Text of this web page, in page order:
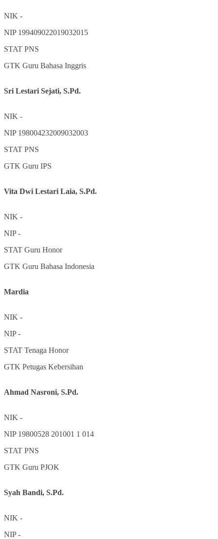
NIK -
NIP 199409022019032015
STAT PNS
GTK Guru Bahasa Inggris
Sri Lestari Sejati, S.Pd.
NIK -
NIP 198004232009032003
STAT PNS
GTK Guru IPS
Vita Dwi Lestari Laia, S.Pd.
NIK -
NIP-
STAT Guru Honor
GTK Guru Bahasa Indonesia
Mardia
NIK -
NIP-
STAT Tenaga Honor
GTK Petugas Kebersihan
Ahmad Nasroni, S.Pd.
NIK -
NIP 19800528 201001 1 014
STAT PNS
GTK Guru PJOK
Syah Bandi, S.Pd.
NIK -
NIP-